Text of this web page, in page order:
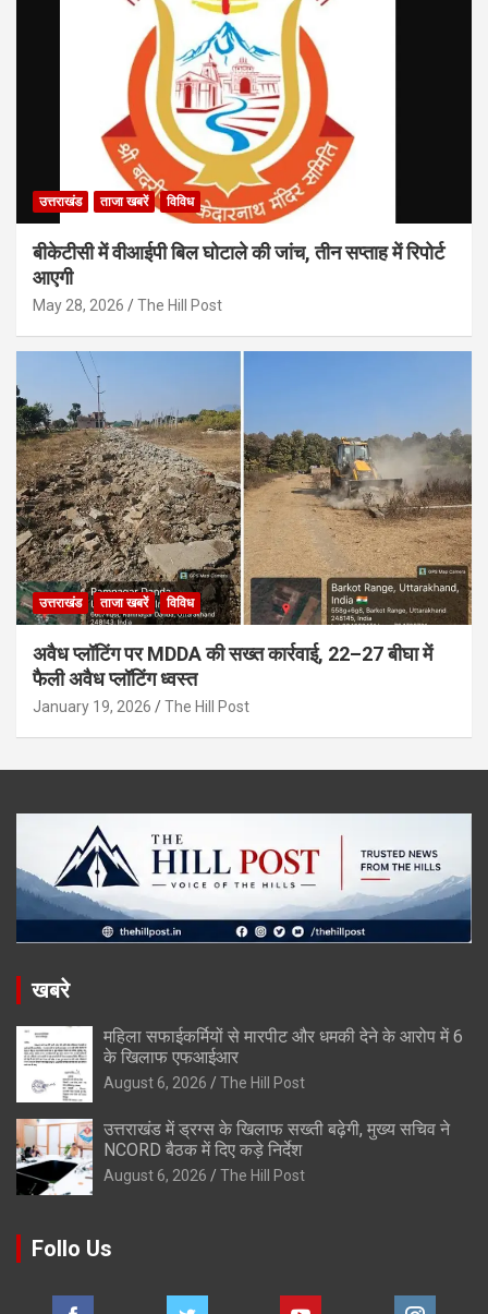
उत्तराखंड ताजा खबरें विविध
बीकेटीसी में वीआईपी बिल घोटाले की जांच, तीन सप्ताह में रिपोर्ट
आएगी
May 28, 2026 The Hill Post
उत्तराखंड ताजा खबरें विविध
अवैध प्लॉटिंग पर MDDA की सख्त कार्रवाई, 22–27 बीघा में
फैली अवैध प्लॉटिंग ध्वस्त
January 19, 2026 The Hill Post
खबरे
महिला सफाईकर्मियों से मारपीट और धमकी देने के आरोप में 6
के खिलाफ एफआईआर
August 6, 2026 The Hill Post
उत्तराखंड में ड्रग्स के खिलाफ सख्ती बढ़ेगी, मुख्य सचिव ने
NCORD बैठक में दिए कड़े निर्देश
August 6, 2026 The Hill Post
Follo Us